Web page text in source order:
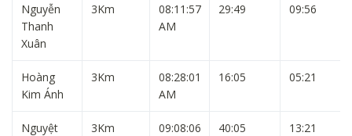
Nguyễn
Thanh
Xuân
3Km
08:11:57
AM
29:49 09:56
Hoàng
Kim Ánh
3Km
08:28:01
AM
16:05 05:21
Nguyệt
3Km
09:08:06
40:05 13:21